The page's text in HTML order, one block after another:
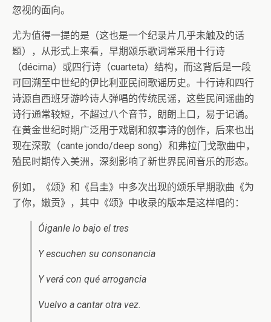
忽视的面向。
尤为值得一提的是（这也是一个纪录片几乎未触及的话
题），从形式上来看，早期颂乐歌词常采用十行诗
（décima）或四行诗（cuarteta）结构，而这背后是一段
可回溯至中世纪的伊比利亚民间歌谣历史。十行诗和四行
诗源自西班牙游吟诗人弹唱的传统民谣，这些民间谣曲的
诗行通常较短，不超过八个音节，朗朗上口，易于记诵。
在黄金世纪时期广泛用于戏剧和叙事诗的创作，后来也出
现在深歌（cante jondo/deep song）和弗拉门戈歌曲中，
殖民时期传入美洲，深刻影响了新世界民间音乐的形态。
例如，《颂》和《昌圭》中多次出现的颂乐早期歌曲《为
了你，嫩贡》，其中《颂》中收录的版本是这样唱的：
Óiganle lo bajo el tres
Y escuchen su consonancia
Y verá con qué arrogancia
Vuelvo a cantar otra vez.